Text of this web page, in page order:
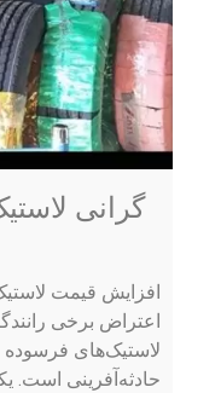
گرانی
افزایش قیمت
اعتراض برخی
لاستیک‌های
حادثه‌آفرینی است.